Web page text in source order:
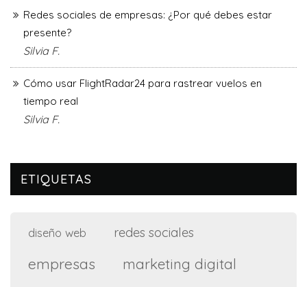
Redes sociales de empresas: ¿Por qué debes estar
presente?
Silvia F.
Cómo usar FlightRadar24 para rastrear vuelos en
tiempo real
Silvia F.
ETIQUETAS
diseño web redes sociales
empresas marketing digital